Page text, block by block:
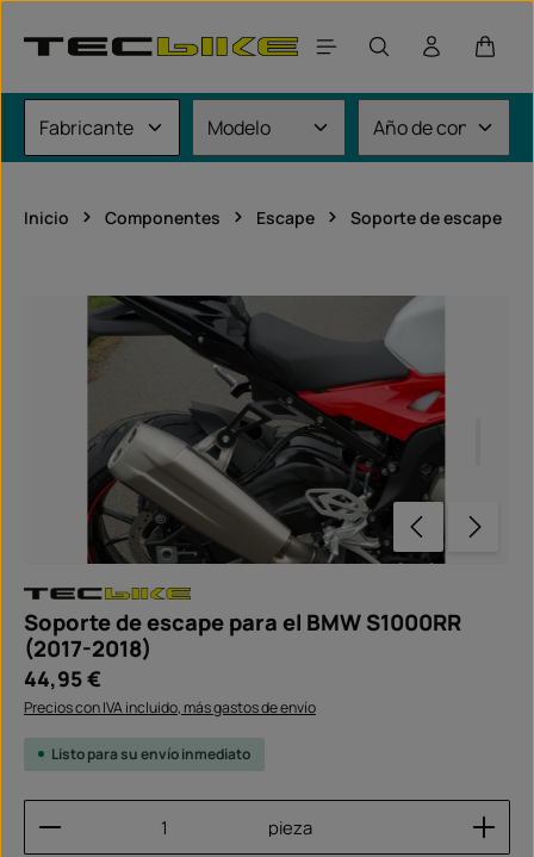
El
Inicio Componentes Escape Soporte de escape
Omitir galería de imágenes
Soporte de escape para el BMW S1000RR
(2017-2018)
Precio normal:
44,95 €
Precios con IVA incluido, más gastos de envío
Listo para su envío inmediato
Cantidad del producto: introduce la cantidad
pieza